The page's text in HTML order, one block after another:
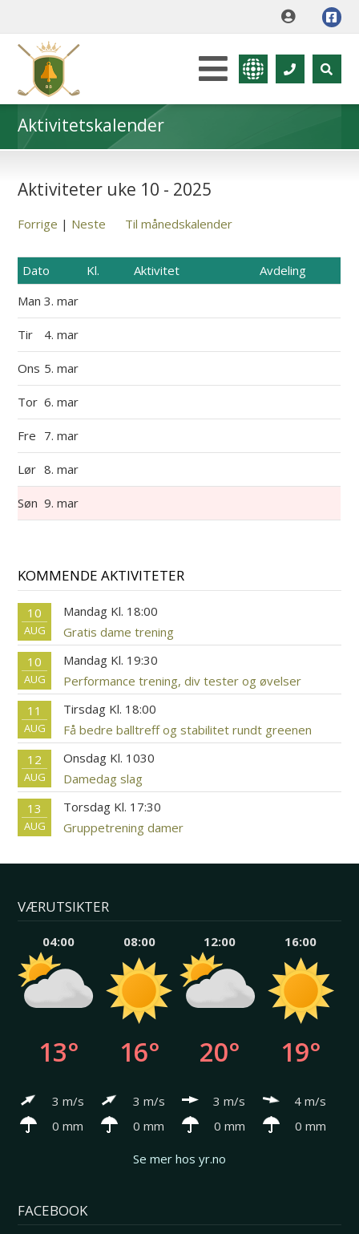
Aktivitetskalender
Aktiviteter uke 10 - 2025
Forrige | Neste Til månedskalender
Dato Kl. Aktivitet
Avdeling
Man3. mar
Tir 4. mar
Ons 5. mar
Tor 6. mar
Fre 7. mar
Lør 8. mar
Søn 9. mar
KOMMENDE AKTIVITETER
10
AUG
Mandag Kl. 18:00
Gratis dame trening
10
AUG
Mandag Kl. 19:30
Performance trening, div tester og øvelser
11
AUG
Tirsdag Kl. 18:00
Få bedre balltreff og stabilitet rundt greenen
12
AUG
Onsdag Kl. 1030
Damedag slag
13
AUG
Torsdag Kl. 17:30
Gruppetrening damer
VÆRUTSIKTER
04:00
13°
3 m/s
0 mm
08:00
16°
3 m/s
0 mm
12:00
20°
3 m/s
0 mm
16:00
19°
4 m/s
0 mm
Se mer hos yr.no
FACEBOOK